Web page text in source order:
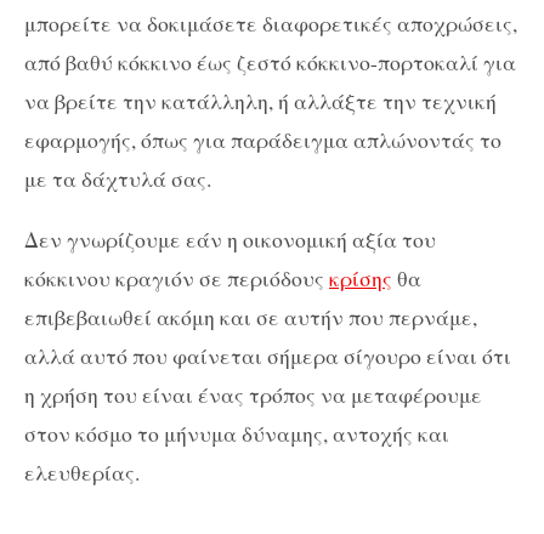
μπορείτε να δοκιμάσετε διαφορετικές αποχρώσεις,
από βαθύ κόκκινο έως ζεστό κόκκινο-πορτοκαλί για
να βρείτε την κατάλληλη, ή αλλάξτε την τεχνική
εφαρμογής, όπως για παράδειγμα απλώνοντάς το
με τα δάχτυλά σας.
Δεν γνωρίζουμε εάν η οικονομική αξία του
κόκκινου κραγιόν σε περιόδους κρίσης θα
επιβεβαιωθεί ακόμη και σε αυτήν που περνάμε,
αλλά αυτό που φαίνεται σήμερα σίγουρο είναι ότι
η χρήση του είναι ένας τρόπος να μεταφέρουμε
στον κόσμο το μήνυμα δύναμης, αντοχής και
ελευθερίας.